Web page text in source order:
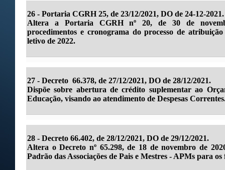
26 - Portaria CGRH 25, de 23/12/2021, DO de 24-12-2021.
Altera a Portaria CGRH nº 20, de 30 de
procedimentos e cronograma do processo de
letivo de 2022.
27 - Decreto 66.378, de 27/12/2021, DO de 28/12/2021.
Dispõe sobre abertura de crédito suplementar ao
Educação, visando ao atendimento de Despesas
28 - Decreto 66.402, de 28/12/2021, DO de 29/12/2021.
Altera o Decreto nº 65.298, de 18 de novembro de
Padrão das Associações de Pais e Mestres - APMs para os